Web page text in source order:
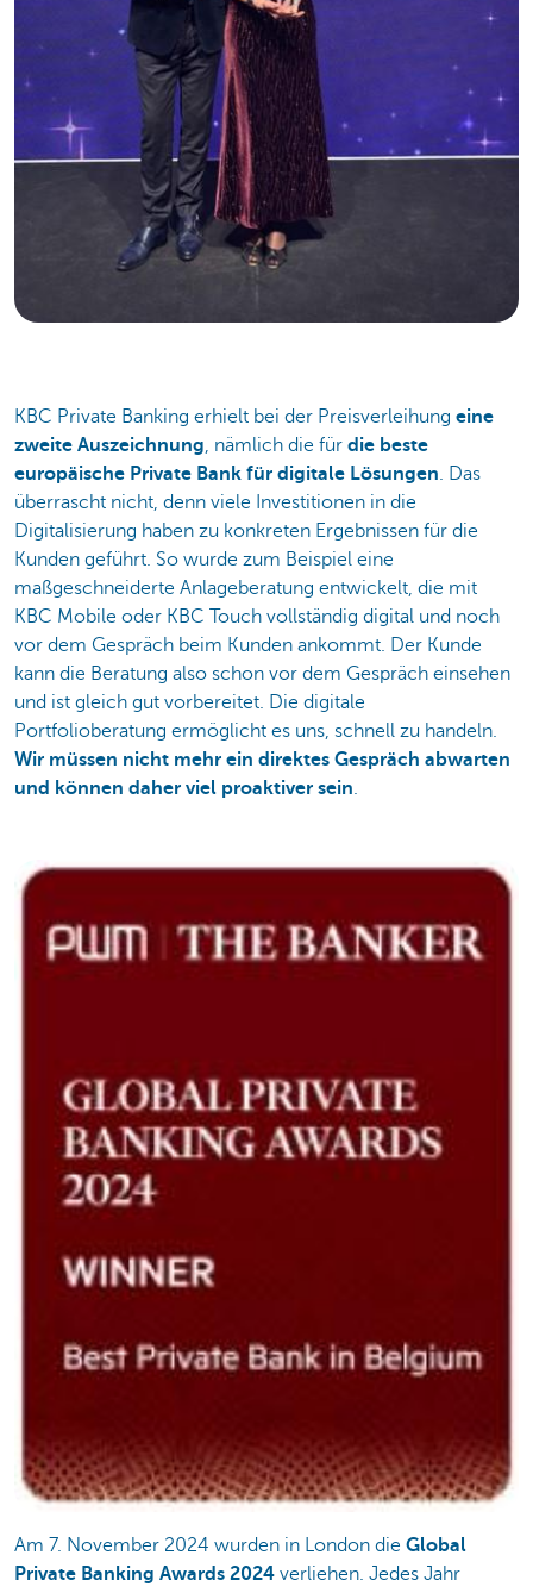
KBC Private Banking erhielt bei der Preisverleihung eine
zweite Auszeichnung, nämlich die für die beste
europäische Private Bank für digitale Lösungen. Das
überrascht nicht, denn viele Investitionen in die
Digitalisierung haben zu konkreten Ergebnissen für die
Kunden geführt. So wurde zum Beispiel eine
maßgeschneiderte Anlageberatung entwickelt, die mit
KBC Mobile oder KBC Touch vollständig digital und noch
vor dem Gespräch beim Kunden ankommt. Der Kunde
kann die Beratung also schon vor dem Gespräch einsehen
und ist gleich gut vorbereitet. Die digitale
Portfolioberatung ermöglicht es uns, schnell zu handeln.
Wir müssen nicht mehr ein direktes Gespräch abwarten
und können daher viel proaktiver sein.
Am 7. November 2024 wurden in London die Global
Private Banking Awards 2024 verliehen. Jedes Jahr